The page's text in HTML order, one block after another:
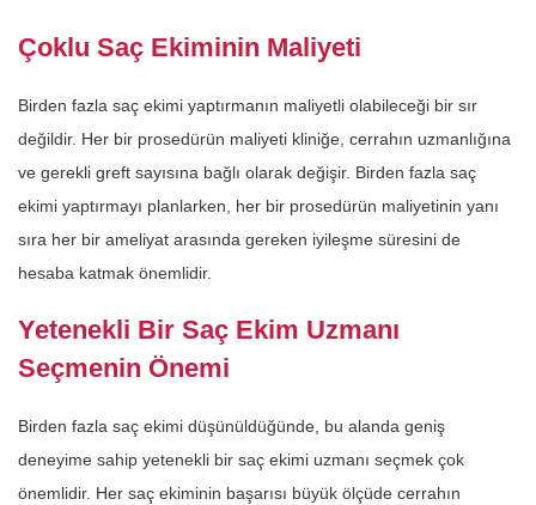
Çoklu Saç Ekiminin Maliyeti
Birden fazla saç ekimi yaptırmanın maliyetli olabileceği bir sır
değildir. Her bir prosedürün maliyeti kliniğe, cerrahın uzmanlığına
ve gerekli greft sayısına bağlı olarak değişir. Birden fazla saç
ekimi yaptırmayı planlarken, her bir prosedürün maliyetinin yanı
sıra her bir ameliyat arasında gereken iyileşme süresini de
hesaba katmak önemlidir.
Yetenekli Bir Saç Ekim Uzmanı
Seçmenin Önemi
Birden fazla saç ekimi düşünüldüğünde, bu alanda geniş
deneyime sahip yetenekli bir saç ekimi uzmanı seçmek çok
önemlidir. Her saç ekiminin başarısı büyük ölçüde cerrahın